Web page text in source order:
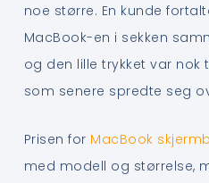
noe større. En kunde
MacBook-en i sekken
og den lille trykket var nok
som senere spredte seg
Prisen for MacBook
med modell og størrelse,